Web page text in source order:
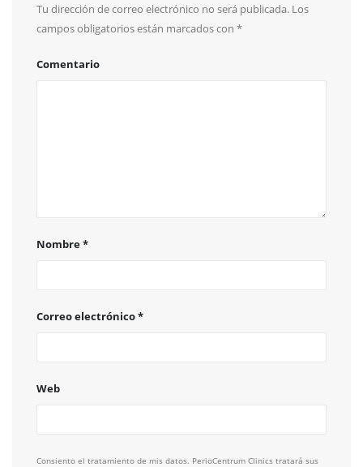
Tu dirección de correo electrónico no será publicada. Los
campos obligatorios están marcados con *
Comentario
Nombre*
Correo electrónico*
Web
Consiento el tratamiento de mis datos. PerioCentrum Clinics tratará sus